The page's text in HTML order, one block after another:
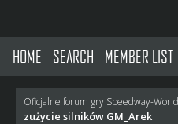
HOME SEARCH MEMBER LIST
Oficjalne forum gry Speedway-World
zużycie silników GM_Arek